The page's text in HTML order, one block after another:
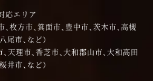
応エリア
枚方市、箕面市、豊中市、茨木市、高槻
尾市、など）
天理市、香芝市、大和郡山市、大和高田
井市、など）